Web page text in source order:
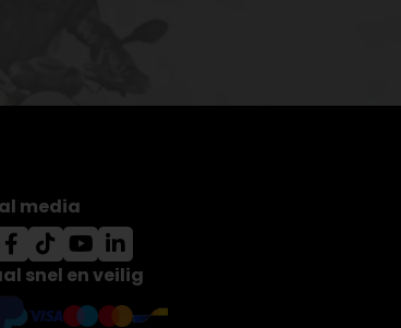
media
snel en veilig